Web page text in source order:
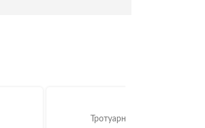
Тротуарна плитка